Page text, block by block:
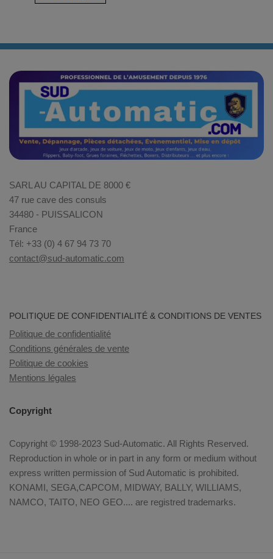
SARL AU CAPITAL DE 8000 €
47 rue cave des consuls
34480 - PUISSALICON
France
Tél: +33 (0) 4 67 94 73 70
contact@sud-automatic.com
POLITIQUE DE CONFIDENTIALITÉ & CONDITIONS DE VENTES
Politique de confidentialité
Conditions générales de vente
Politique de cookies
Mentions légales
Copyright
Copyright © 1998-2023 Sud-Automatic. All Rights Reserved.
Reproduction in whole or in part in any form or medium without
express written permission of Sud Automatic is prohibited.
KONAMI, SEGA,CAPCOM, MIDWAY, BALLY, WILLIAMS,
NAMCO, TAITO, NEO GEO.... are registred trademarks.